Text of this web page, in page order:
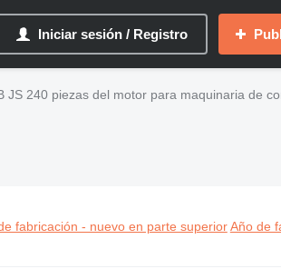
Iniciar sesión / Registro
JS 240 piezas del motor para maquinaria de
fabricación - nuevo en parte superior Año de